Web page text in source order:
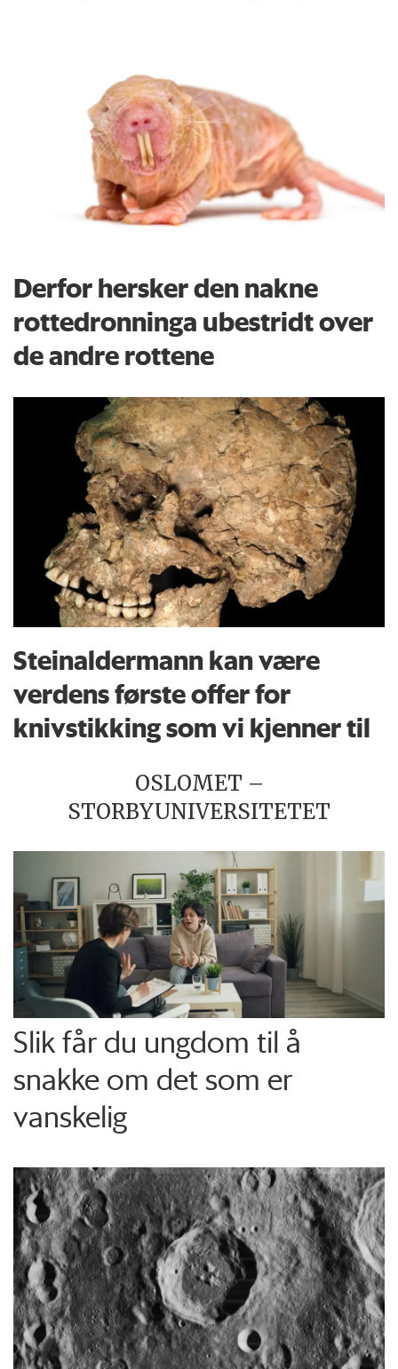
Derfor hersker den nakne
rottedronninga ubestridt over
de andre rottene
Steinaldermann kan være
verdens første offer for
knivstikking som vi kjenner til
OSLOMET –
STORBYUNIVERSITETET
Slik får du ungdom til å
snakke om det som er
vanskelig